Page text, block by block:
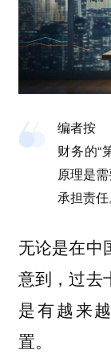
编者按
财务的“
原理是
承担责任
无论是在中
意到，过去
是有越来
置。